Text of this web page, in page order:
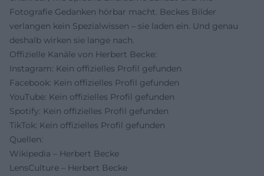
Fotografie Gedanken hörbar macht. Beckes Bilder
verlangen kein Spezialwissen – sie laden ein. Und genau
deshalb wirken sie lange nach.
Offizielle Kanäle von Herbert Becke:
Instagram: Kein offizielles Profil gefunden
Facebook: Kein offizielles Profil gefunden
YouTube: Kein offizielles Profil gefunden
Spotify: Kein offizielles Profil gefunden
TikTok: Kein offizielles Profil gefunden
Quellen:
Wikipedia – Herbert Becke
LensCulture – Herbert Becke